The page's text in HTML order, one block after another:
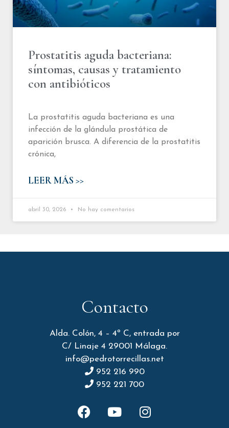
Prostatitis aguda bacteriana:
síntomas, causas y tratamiento
con antibióticos
La prostatitis aguda bacteriana es una
infección de la glándula prostática de
aparición brusca. A diferencia de la prostatitis
crónica,
LEER MÁS >>
abril 30, 2026 No hay comentarios
Contacto
Alda. Colón, 4 – 4º C, entrada por
C/ Linaje 4 29001 Málaga.
info@pedrotorrecillas.net
952 216 990
952 221 700